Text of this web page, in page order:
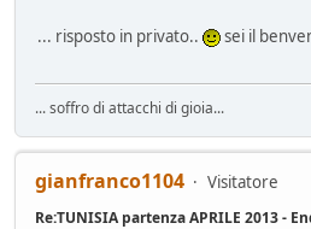
... risposto in privato.. sei il
... soffro di attacchi di gioia...
gianfranco1104 Visitatore
Re:TUNISIA partenza APRILE 2013 -